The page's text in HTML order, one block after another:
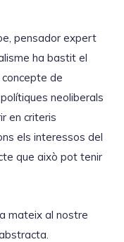
pensador expert
ha bastit el
de
neoliberals
en criteris
els interessos del
que això pot tenir
mateix al nostre